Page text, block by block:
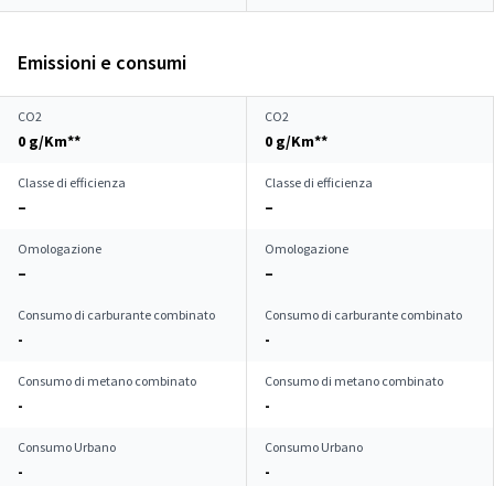
Emissioni e consumi
CO2
0 g/Km**
CO2
0 g/Km**
Classe di efficienza
–
Classe di efficienza
–
Omologazione
–
Omologazione
–
Consumo di carburante combinato
-
Consumo di carburante combinato
-
Consumo di metano combinato
-
Consumo di metano combinato
-
Consumo Urbano
-
Consumo Urbano
-